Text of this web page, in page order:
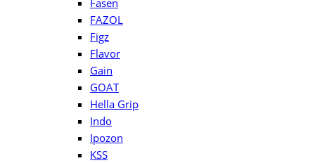
Fasen
FAZOL
Figz
Flavor
Gain
GOAT
Hella Grip
Indo
Ipozon
KSS